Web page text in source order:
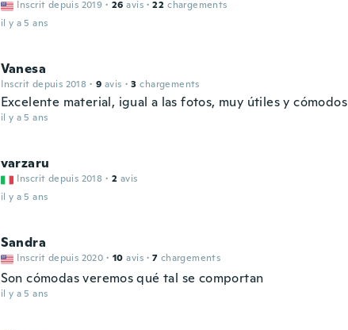
Inscrit depuis 2019 · 26 avis · 22 chargements
il y a 5 ans
Vanesa
Inscrit depuis 2018 · 9 avis · 3 chargements
Excelente material, igual a las fotos, muy útiles y cómodos
il y a 5 ans
varzaru
Inscrit depuis 2018 · 2 avis
il y a 5 ans
Sandra
Inscrit depuis 2020 · 10 avis · 7 chargements
Son cómodas veremos qué tal se comportan
il y a 5 ans